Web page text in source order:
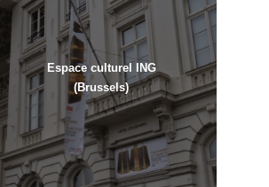
Espace culturel ING
(Brussels)